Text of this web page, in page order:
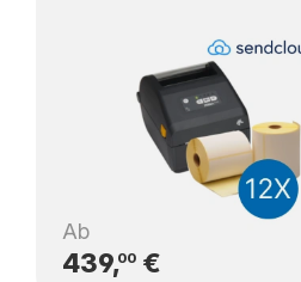
Ab
439,00€